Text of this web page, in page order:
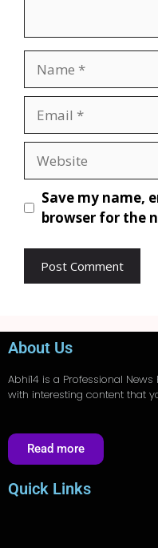
Save my name,
browser for the
About Us
Abhi14 is a Professional News
with interesting content that
Read more
Quick Links